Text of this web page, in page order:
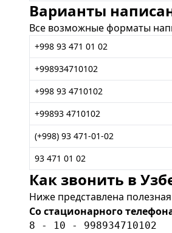
Варианты
Все возможные форматы
+998 93 471 01 02
+998934710102
+998 93 4710102
+99893 4710102
(+998) 93 471-01-02
93 471 01 02
Как звонить в
Ниже представлена
Со стационарного
8 - 10 - 998934710102